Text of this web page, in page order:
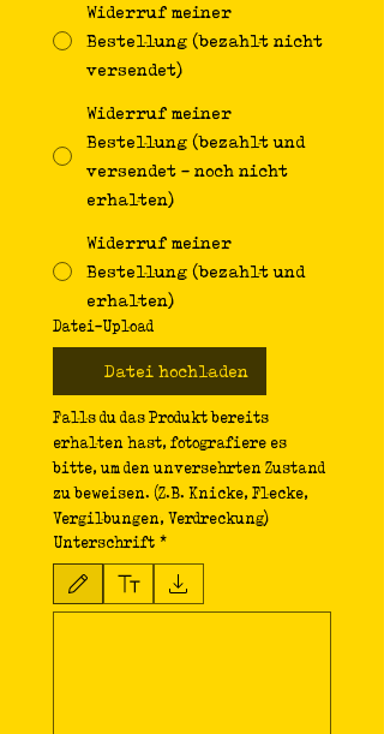
Widerruf meiner
Bestellung (bezahlt nicht
versendet)
Widerruf meiner
Bestellung (bezahlt und
versendet - noch nicht
erhalten)
Widerruf meiner
Bestellung (bezahlt und
erhalten)
Datei-Upload
Datei hochladen
Falls du das Produkt bereits
erhalten hast, fotografiere es
bitte, um den unversehrten Zustand
zu beweisen. (Z.B. Knicke, Flecke,
Vergilbungen, Verdreckung)
Unterschrift *
Zeichenmodus ausgewählt. Zum Zeichnen ist eine Maus